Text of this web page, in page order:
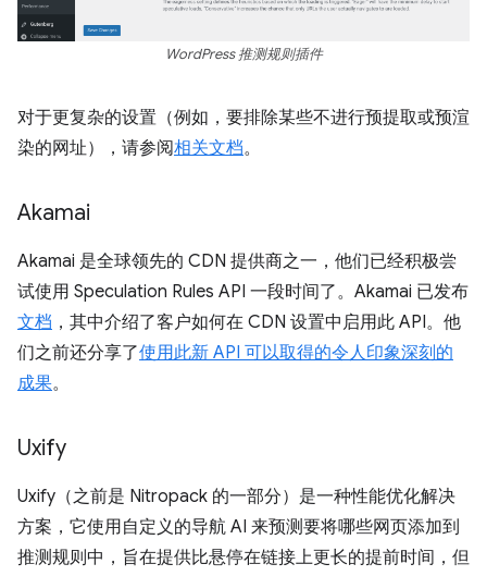
WordPress 推测规则插件
对于更复杂的设置（例如，要排除某些不进行预提取或预渲
染的网址），请参阅相关文档。
Akamai
Akamai 是全球领先的 CDN 提供商之一，他们已经积极尝
试使用 Speculation Rules API 一段时间了。Akamai 已发布
文档 ，其中介绍了客户如何在 CDN 设置中启用此 API。他
们之前还分享了使用此新 API 可以取得的令人印象深刻的
成果。
Uxify
Uxify（之前是 Nitropack 的一部分）是一种性能优化解决
方案，它使用自定义的导航 AI 来预测要将哪些网页添加到
推测规则中，旨在提供比悬停在链接上更长的提前时间，但